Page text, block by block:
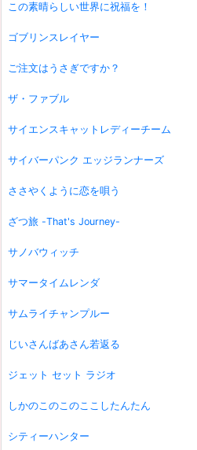
この素晴らしい世界に祝福を！
ゴブリンスレイヤー
ご注文はうさぎですか？
ザ・ファブル
サイエンスキャットレディーチーム
サイバーパンク エッジランナーズ
ささやくように恋を唄う
ざつ旅 -That's Journey-
サノバウィッチ
サマータイムレンダ
サムライチャンプルー
じいさんばあさん若返る
ジェット セット ラジオ
しかのこのこのここしたんたん
シティーハンター